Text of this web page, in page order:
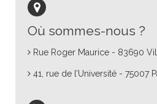
Où sommes-nous ?
Rue Roger Maurice - 83690
41, rue de l’Université - 75007